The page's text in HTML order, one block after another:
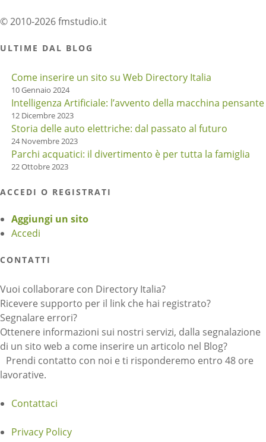
© 2010-2026 fmstudio.it
ULTIME DAL BLOG
Come inserire un sito su Web Directory Italia
10 Gennaio 2024
Intelligenza Artificiale: l’avvento della macchina pensante
12 Dicembre 2023
Storia delle auto elettriche: dal passato al futuro
24 Novembre 2023
Parchi acquatici: il divertimento è per tutta la famiglia
22 Ottobre 2023
ACCEDI O REGISTRATI
Aggiungi un sito
Accedi
CONTATTI
Vuoi collaborare con Directory Italia?
Ricevere supporto per il link che hai registrato?
Segnalare errori?
Ottenere informazioni sui nostri servizi, dalla segnalazione
di un sito web a come inserire un articolo nel Blog?
Prendi contatto con noi e ti risponderemo entro 48 ore
lavorative.
Contattaci
Privacy Policy